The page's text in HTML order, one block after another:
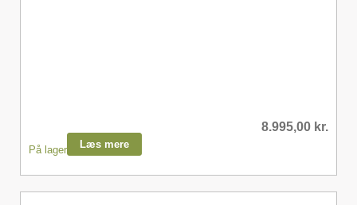
8.995,00 kr.
På lager Læs mere